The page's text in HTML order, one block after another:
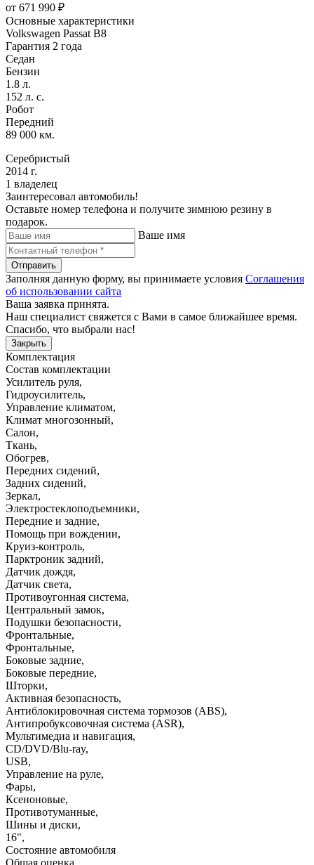
от 671 990 ₽
Основные характеристики
Volkswagen Passat B8
Гарантия 2 года
Седан
Бензин
1.8 л.
152 л. с.
Робот
Передний
89 000 км.
Серебристый
2014 г.
1 владелец
Заинтересовал автомобиль!
Оставьте номер телефона и получите зимнюю резину в
подарок.
Ваше имя
Отправить
Заполняя данную форму, вы принимаете условия Соглашения
об использовании сайта
Ваша заявка принята.
Наш специалист свяжется с Вами в самое ближайшее время.
Спасибо, что выбрали нас!
Закрыть
Комплектация
Состав комплектации
Усилитель руля,
Гидроусилитель,
Управление климатом,
Климат многозонный,
Салон,
Ткань,
Обогрев,
Передних сидений,
Задних сидений,
Зеркал,
Электростеклоподъемники,
Передние и задние,
Помощь при вождении,
Круиз-контроль,
Парктроник задний,
Датчик дождя,
Датчик света,
Противоугонная система,
Центральный замок,
Подушки безопасности,
Фронтальные,
Фронтальные,
Боковые задние,
Боковые передние,
Шторки,
Активная безопасность,
Антиблокировочная система тормозов (ABS),
Антипробуксовочная система (ASR),
Мультимедиа и навигация,
CD/DVD/Blu-ray,
USB,
Управление на руле,
Фары,
Ксеноновые,
Противотуманные,
Шины и диски,
16",
Состояние автомобиля
Общая оценка